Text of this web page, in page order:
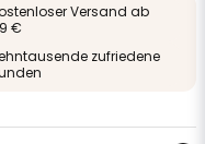
Versand ab
€
zufriedene